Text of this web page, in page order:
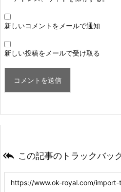
新しいコメントをメールで通知
新しい投稿をメールで受け取る
 この記事のトラックバッ